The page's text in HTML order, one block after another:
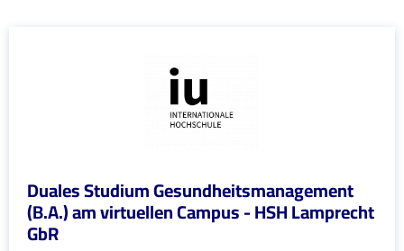
Duales Studium Gesundheitsmanagement
(B.A.) am virtuellen Campus - HSH Lamprecht
GbR